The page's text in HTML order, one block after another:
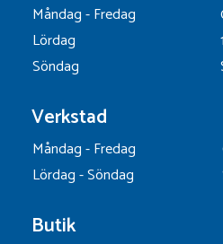
Måndag - Fredag
Lördag
Söndag
Verkstad
Måndag - Fredag
Lördag - Söndag
Butik